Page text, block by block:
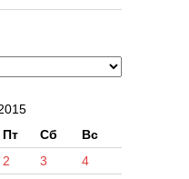
Пт Сб Вс
2 3
4